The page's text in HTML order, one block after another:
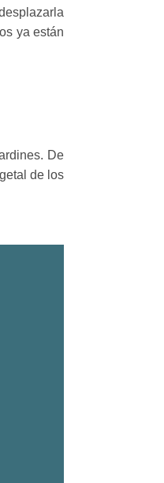
ya están
De
de los